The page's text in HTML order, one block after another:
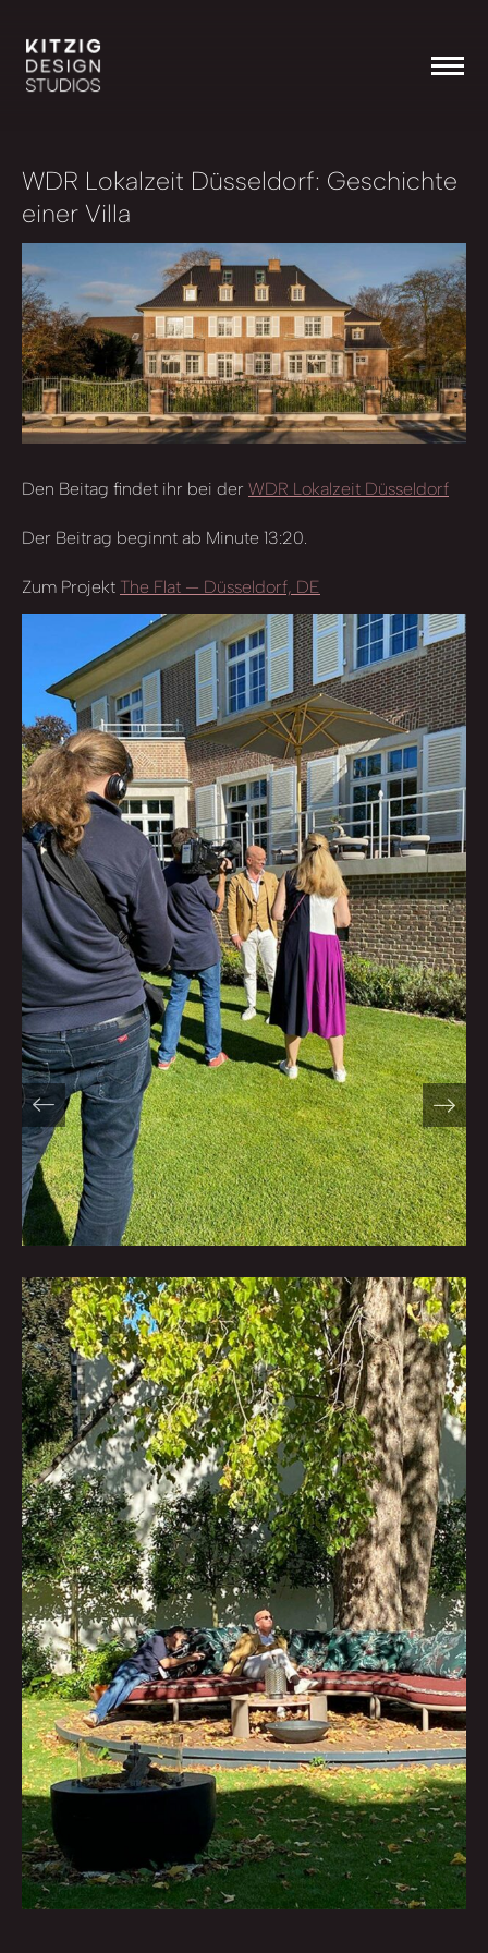
WDR Lokalzeit Düsseldorf: Geschichte
einer Villa
Den Beitag findet ihr bei der WDR Lokalzeit Düsseldorf
Der Beitrag beginnt ab Minute 13:20.
Zum Projekt The Flat — Düsseldorf, DE